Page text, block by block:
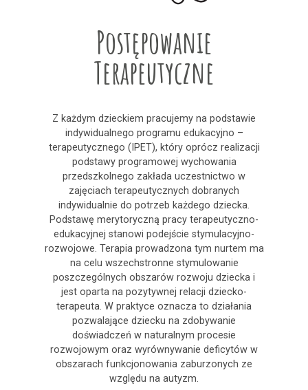
Postępowanie
Terapeutyczne
Z każdym dzieckiem pracujemy na podstawie
indywidualnego programu edukacyjno –
terapeutycznego (IPET), który oprócz realizacji
podstawy programowej wychowania
przedszkolnego zakłada uczestnictwo w
zajęciach terapeutycznych dobranych
indywidualnie do potrzeb każdego dziecka.
Podstawę merytoryczną pracy terapeutyczno-
edukacyjnej stanowi podejście stymulacyjno-
rozwojowe. Terapia prowadzona tym nurtem ma
na celu wszechstronne stymulowanie
poszczególnych obszarów rozwoju dziecka i
jest oparta na pozytywnej relacji dziecko-
terapeuta. W praktyce oznacza to działania
pozwalające dziecku na zdobywanie
doświadczeń w naturalnym procesie
rozwojowym oraz wyrównywanie deficytów w
obszarach funkcjonowania zaburzonych ze
względu na autyzm.